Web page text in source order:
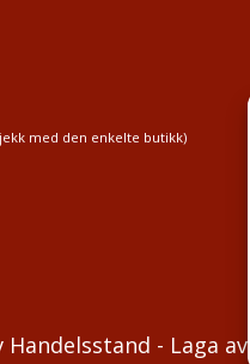
med den enkelte butikk)
Handelsstand - Laga av